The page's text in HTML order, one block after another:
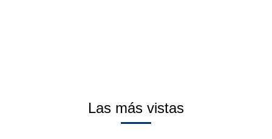
Las más vistas